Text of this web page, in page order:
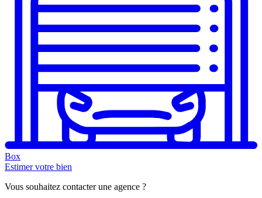
Box
Estimer votre bien
Vous souhaitez contacter une agence ?